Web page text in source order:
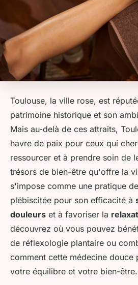
Toulouse, la ville rose, est
patrimoine historique et son
Mais au-delà de ces attraits,
havre de paix pour ceux qui
ressourcer et à prendre soin de
trésors de bien-être qu'offre la
s'impose comme une pratique
plébiscitée pour son efficacité à
douleurs et à favoriser la
découvrez où vous pouvez
de réflexologie plantaire ou
comment cette médecine douce
votre équilibre et votre bien-être.